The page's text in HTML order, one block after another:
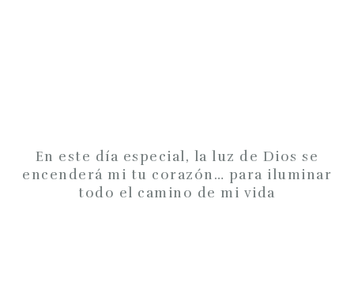
En este día especial, la luz de Dios se
encenderá mi tu corazón… para iluminar
todo el camino de mi vida